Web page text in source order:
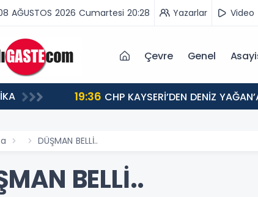
AĞUSTOS 2026 Cumartesi 20:28 Yazarlar Video
Çevre Genel
19:36 CHP KAYSERİ’DEN DENİZ
DÜŞMAN BELLİ..
BELLİ..